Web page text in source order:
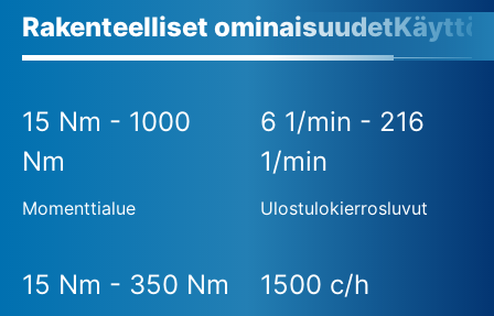
Rakenteelliset ominaisuudet
15 Nm - 1000
Nm
Momenttialue
6 1/min - 216
1/min
Ulostulokierrosluvut
15 Nm - 350 Nm 1500 c/h